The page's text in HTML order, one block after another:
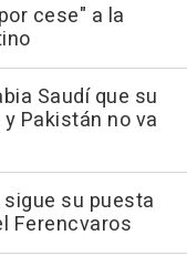
cese" a la
Saudí que su
Pakistán no va
sigue su puesta
Ferencvaros